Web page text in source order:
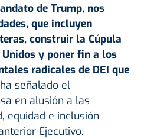
de Trump, nos
que incluyen
construir la Cúpula
y poner fin a los
radicales de DEI que
señalado el
en alusión a las
equidad e inclusión
Ejecutivo.